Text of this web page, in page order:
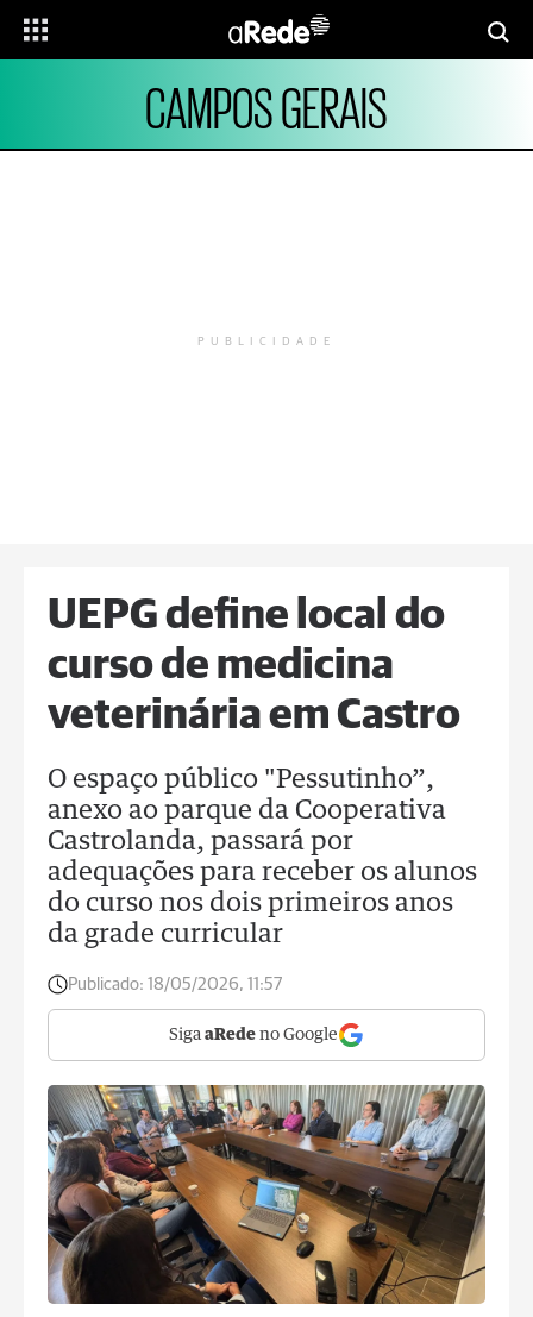
CAMPOS GERAIS
PUBLICIDADE
UEPG define local do
curso de medicina
veterinária em Castro
O espaço público "Pessutinho”,
anexo ao parque da Cooperativa
Castrolanda, passará por
adequações para receber os alunos
do curso nos dois primeiros anos
da grade curricular
Publicado: 18/05/2026, 11:57
Siga aRede no Google